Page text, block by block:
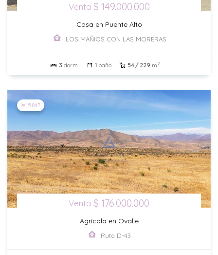
Venta $ 149.000.000
Casa en Puente Alto
LOS MAÑIOS CON LAS MORERAS
3 dorm. 1 baño 54 / 229 m2
5.847
Venta $ 176.000.000
Agrícola en Ovalle
Ruta D-43